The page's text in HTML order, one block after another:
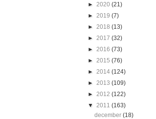
► 2020 (21)
► 2019 (7)
► 2018 (13)
► 2017 (32)
► 2016 (73)
► 2015 (76)
► 2014 (124)
► 2013 (109)
► 2012 (122)
▼ 2011 (163)
december(18)